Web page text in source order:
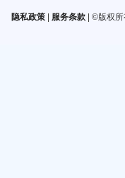
隐私政策| 服务条款| ©版权所